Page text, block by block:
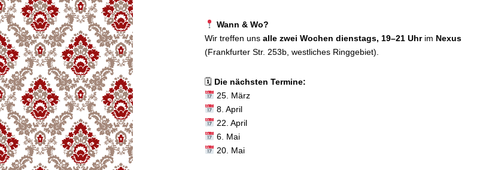
Wann & Wo?
Wir treffen uns alle zwei Wochen dienstags, 19–21 Uhrim Nexus
(Frankfurter Str. 253b, westliches Ringgebiet).
🗓 Die nächsten Termine:
25. März
8. April
22. April
6. Mai
20. Mai